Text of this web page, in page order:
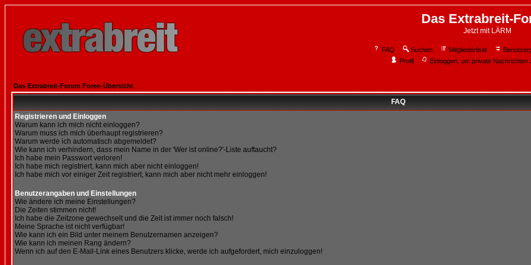
Das Extrabreit-
Jetzt mit LÄRM
FAQ Suchen Mitgliederliste
Profil
Einloggen, um private Nachrichten
Das Extrabreit-Forum Foren-Übersicht
FAQ
Registrieren und Einloggen
Warum kann ich mich nicht einloggen?
Warum muss ich mich überhaupt registrieren?
Warum werde ich automatisch abgemeldet?
Wie kann ich verhindern, dass mein Name in der 'Wer ist online?'-Liste auftaucht?
Ich habe mein Passwort verloren!
Ich habe mich registriert, kann mich aber nicht einloggen!
Ich habe mich vor einiger Zeit registriert, kann mich aber nicht mehr einloggen!
Benutzerangaben und Einstellungen
Wie ändere ich meine Einstellungen?
Die Zeiten stimmen nicht!
Ich habe die Zeitzone gewechselt und die Zeit ist immer noch falsch!
Meine Sprache ist nicht verfügbar!
Wie kann ich ein Bild unter meinem Benutzernamen anzeigen?
Wie kann ich meinen Rang ändern?
Wenn ich auf den E-Mail-Link eines Benutzers klicke, werde ich aufgefordert, mich einzuloggen!